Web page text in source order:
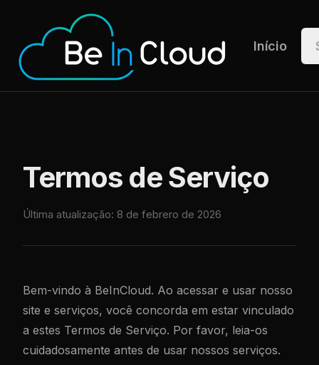
Início
ES EN PT
Termos de Serviço
Última atualização: 8 de febrero de 2026
Bem-vindo à BeInCloud. Ao acessar e usar nosso
site e serviços, você concorda em estar vinculado
a estes Termos de Serviço. Por favor, leia-os
cuidadosamente antes de usar nossos serviços.